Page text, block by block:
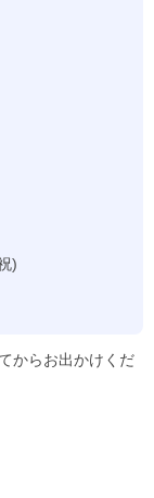
)
からお出かけくだ